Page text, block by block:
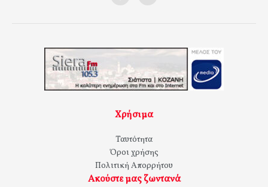
Χρήσιμα
Ταυτότητα
Όροι χρήσης
Πολιτική Απορρήτου
Ακούστε μας ζωντανά